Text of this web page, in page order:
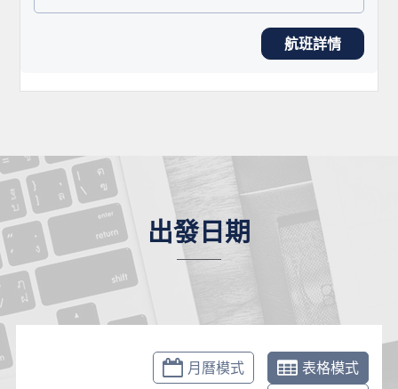
航班詳情
出發日期
月曆模式
表格模式